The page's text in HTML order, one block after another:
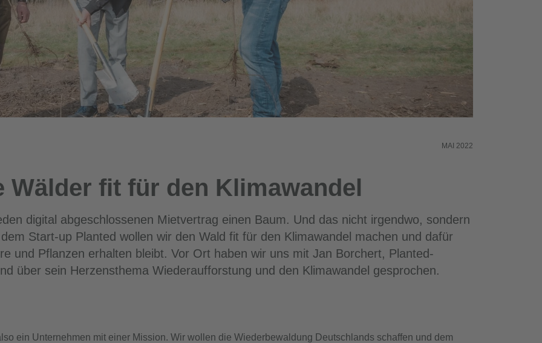
MAI 2022
Wälder fit für den Klimawandel
digital abgeschlossenen Mietvertrag einen Baum. Und das nicht irgendwo, sondern
Start-up Planted wollen wir den Wald fit für den Klimawandel machen und dafür
und Pflanzen erhalten bleibt. Vor Ort haben wir uns mit Jan Borchert, Planted-
über sein Herzensthema Wiederaufforstung und den Klimawandel gesprochen.
ein Unternehmen mit einer Mission. Wir wollen die Wiederbewaldung Deutschlands schaffen und dem